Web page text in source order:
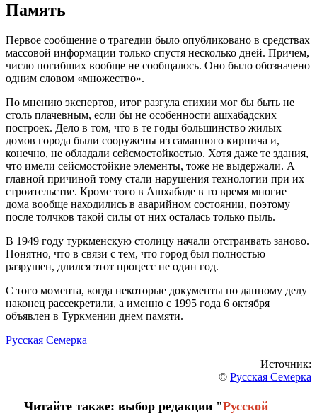
Память
Первое сообщение о трагедии было опубликовано в средствах
массовой информации только спустя несколько дней. Причем,
число погибших вообще не сообщалось. Оно было обозначено
одним словом «множество».
По мнению экспертов, итог разгула стихии мог бы быть не
столь плачевным, если бы не особенности ашхабадских
построек. Дело в том, что в те годы большинство жилых
домов города были сооружены из саманного кирпича и,
конечно, не обладали сейсмостойкостью. Хотя даже те здания,
что имели сейсмостойкие элементы, тоже не выдержали. А
главной причиной тому стали нарушения технологии при их
строительстве. Кроме того в Ашхабаде в то время многие
дома вообще находились в аварийном состоянии, поэтому
после толчков такой силы от них осталась только пыль.
В 1949 году туркменскую столицу начали отстраивать заново.
Понятно, что в связи с тем, что город был полностью
разрушен, длился этот процесс не один год.
С того момента, когда некоторые документы по данному делу
наконец рассекретили, а именно с 1995 года 6 октября
объявлен в Туркмении днем памяти.
Русская Семерка
Источник:
© Русская Семерка
Читайте также: выбор редакции "Русской